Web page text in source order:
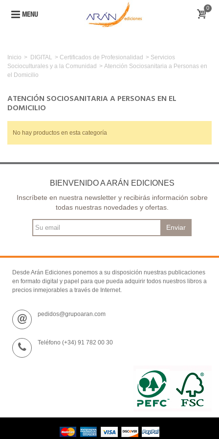
MENU
0
Inicio > DIGITAL > Certificados de Profesionalidad > Servicios
Socioculturales y a la Comunidad > Atención Sociosanitaria a Personas en
el Domicilio
ATENCIÓN SOCIOSANITARIA A PERSONAS EN EL
DOMICILIO
No hay productos en esta categoría
BIENVENIDO A ARÁN EDICIONES
Inscríbete en nuestra newsletter y recibirás información sobre
todas nuestras novedades y ofertas.
Enviar
Desde Arán Ediciones ponemos a su disposición nuestras publicaciones
en formato digital y papel para que pueda adquirir todos nuestros libros a
precios inmejorables a través de Internet.
pedidos@grupoaran.com
Teléfono (+34) 91 782 00 30